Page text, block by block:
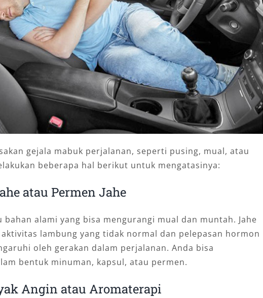
gejala mabuk perjalanan, seperti pusing, mual, atau
beberapa hal berikut untuk mengatasinya:
atau Permen Jahe
bahan alami yang bisa mengurangi mual dan muntah. Jahe
lambung yang tidak normal dan pelepasan hormon
oleh gerakan dalam perjalanan. Anda bisa
bentuk minuman, kapsul, atau permen.
Angin atau Aromaterapi